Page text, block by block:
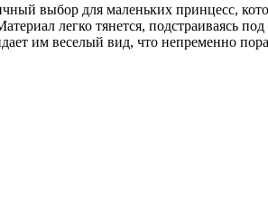
выбор для маленьких принцесс,
легко тянется,
им веселый вид, что непременно